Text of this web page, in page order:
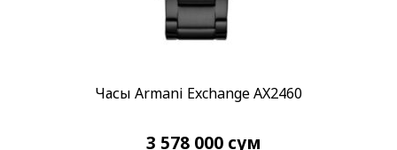
Часы Armani Exchange AX2460
3 578 000 сум